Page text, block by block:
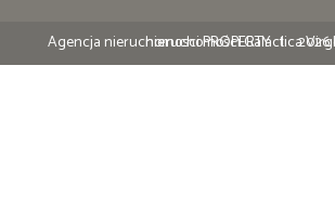
Agencja nieruchomosci PROPERTY 2026
Program dla biur nieruchomościGalactica